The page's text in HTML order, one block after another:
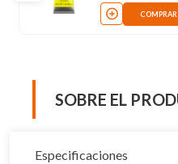
SOBRE EL
Especificaciones